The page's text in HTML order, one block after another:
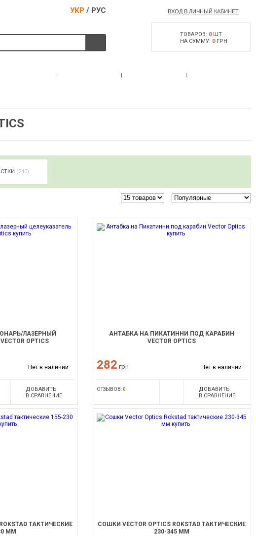
УКР / РУС ВХОД В ЛИЧНЫЙ КАБИНЕТ
ТОВАРОВ: 0ШТ
НА СУММУ: 0ГРН
(240)
ЛАЗЕРНЫЙ
OPTICS
Нет в наличии
ДОБАВИТЬ
В СРАВНЕНИЕ
АНТАБКА НА ПИКАТИННИ ПОД КАРАБИН
VECTOR OPTICS
282 грн Нет в наличии
ОТЗЫВОВ:0
ДОБАВИТЬ
В СРАВНЕНИЕ
ТАКТИЧЕСКИЕ
ММ
CОШКИ VECTOR OPTICS ROKSTAD ТАКТИЧЕСКИЕ
230-345 ММ